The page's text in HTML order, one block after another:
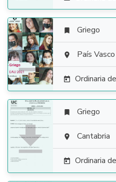

 Griego
 País Vasco
 Ordinaria

 Griego
 Cantabria
 Ordinaria